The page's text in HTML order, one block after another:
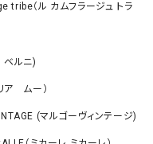
tribe（ル カムフラージュ トラ
ベルニ)
ア ムー）
(マルゴーヴィンテージ)